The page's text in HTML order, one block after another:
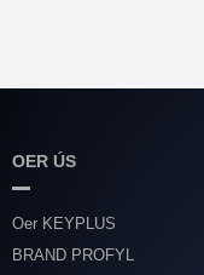
OER ÚS
Oer KEYPLUS
BRAND PROFYL